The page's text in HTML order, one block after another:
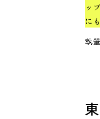
ッ
に
執